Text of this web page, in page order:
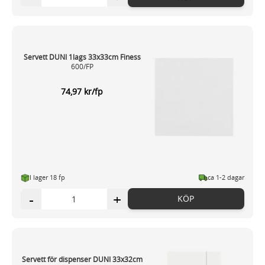
Servett DUNI 1lags 33x33cm Finess
600/FP
74,97 kr/fp
I lager 18 fp ca 1-2 dagar
- + KÖP
Servett för dispenser DUNI 33x32cm